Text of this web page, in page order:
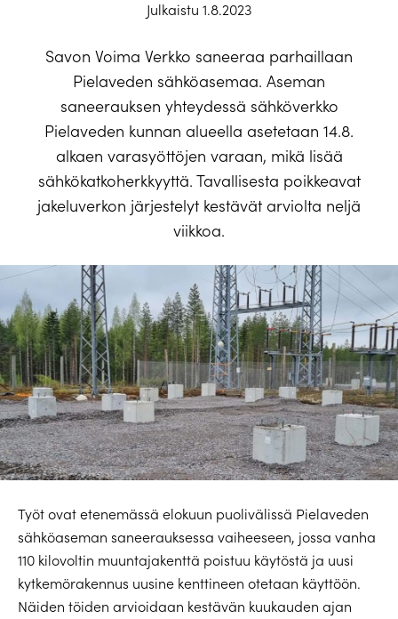
Julkaistu 1.8.2023
Savon Voima Verkko saneeraa parhaillaan
Pielaveden sähköasemaa. Aseman
saneerauksen yhteydessä sähköverkko
Pielaveden kunnan alueella asetetaan 14.8.
alkaen varasyöttöjen varaan, mikä lisää
sähkökatkoherkkyyttä. Tavallisesta poikkeavat
jakeluverkon järjestelyt kestävät arviolta neljä
viikkoa.
Työt ovat etenemässä elokuun puolivälissä Pielaveden
sähköaseman saneerauksessa vaiheeseen, jossa vanha
110 kilovoltin muuntajakenttä poistuu käytöstä ja uusi
kytkemörakennus uusine kenttineen otetaan käyttöön.
Näiden töiden arvioidaan kestävän kuukauden ajan